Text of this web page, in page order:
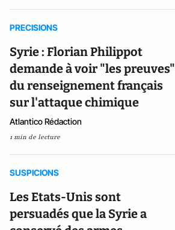
PRECISIONS
Syrie : Florian Philippot
demande à voir "les preuves"
du renseignement français
sur l'attaque chimique
Atlantico Rédaction
1 min de lecture
SUSPICIONS
Les Etats-Unis sont
persuadés que la Syrie a